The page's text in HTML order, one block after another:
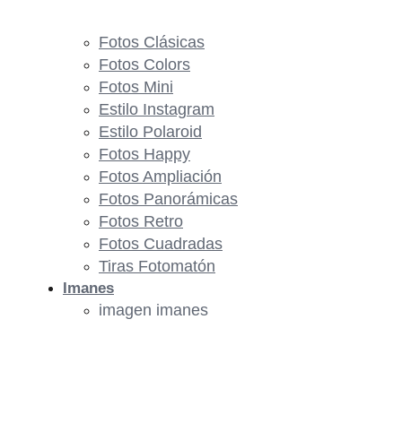
Fotos Clásicas
Fotos Colors
Fotos Mini
Estilo Instagram
Estilo Polaroid
Fotos Happy
Fotos Ampliación
Fotos Panorámicas
Fotos Retro
Fotos Cuadradas
Tiras Fotomatón
Imanes
imagen imanes